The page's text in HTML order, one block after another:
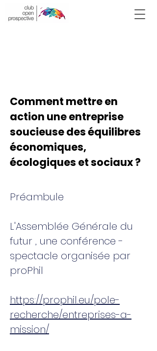
Victor Hugo
Comment mettre en
action une entreprise
soucieuse des équilibres
économiques,
écologiques et sociaux ?
Préambule
L'Assemblée Générale du
futur , une conférence -
spectacle organisée par
proPhil
https://prophil.eu/pole-
recherche/entreprises-a-
mission/